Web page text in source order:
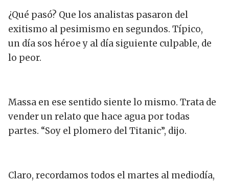
¿Qué pasó? Que los analistas pasaron del
exitismo al pesimismo en segundos. Típico,
un día sos héroe y al día siguiente culpable, de
lo peor.
Massa en ese sentido siente lo mismo. Trata de
vender un relato que hace agua por todas
partes. “Soy el plomero del Titanic”, dijo.
Claro, recordamos todos el martes al mediodía,